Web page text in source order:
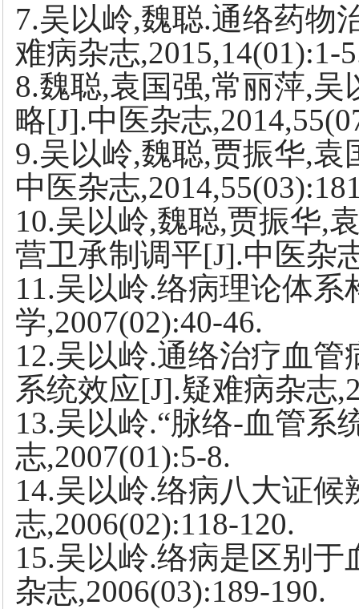
7.吴以岭,魏聪.通络药物
难病杂志,2015,14(01):1-
8.魏聪,袁国强,常丽萍,
略[J].中医杂志
9.吴以岭,魏聪,贾振华,
中医杂志
10.吴以岭,魏聪,贾振华
营卫承制调平[J].中医杂
11.吴以岭.络病理论体
学,2007(02):40-46.
12.吴以岭.通络治疗血
系统效应[J].疑难病杂志
13.吴以岭.“脉络-血管系
志,2007(01):5-8.
14.吴以岭.络病八大证
志,2006(02):118-120.
15.吴以岭.络病是区别
杂志,2006(03):189-190.